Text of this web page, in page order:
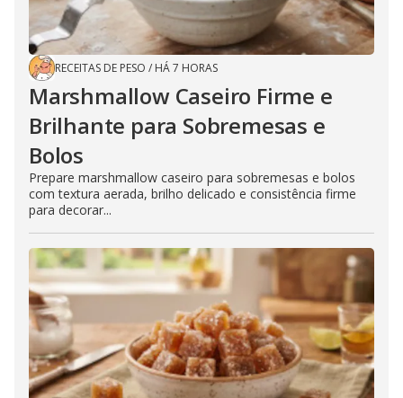
RECEITAS DE PESO / HÁ 7 HORAS
Marshmallow Caseiro Firme e
Brilhante para Sobremesas e
Bolos
Prepare marshmallow caseiro para sobremesas e bolos
com textura aerada, brilho delicado e consistência firme
para decorar...